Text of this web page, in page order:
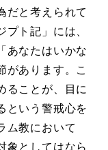
だと考えられて
ト記」には、
あなたはいかな
があります。こ
ることが、目に
という警戒心を
ム教において
象としてはなら